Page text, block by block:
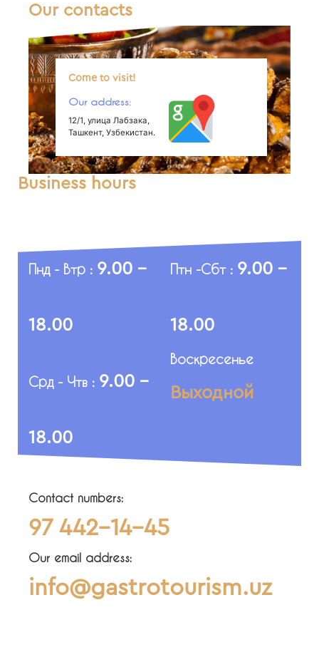
Our contacts
Come to visit!
Our address:
12/1, улица Лабзака,
Ташкент, Узбекистан.
Business hours
Пнд - Втр : 9.00 -
18.00
Срд - Чтв : 9.00 -
18.00
Птн -Сбт : 9.00 -
18.00
Воскресенье
Выходной
Contact numbers:
97 442-14-45
Our email address:
info@gastrotourism.uz